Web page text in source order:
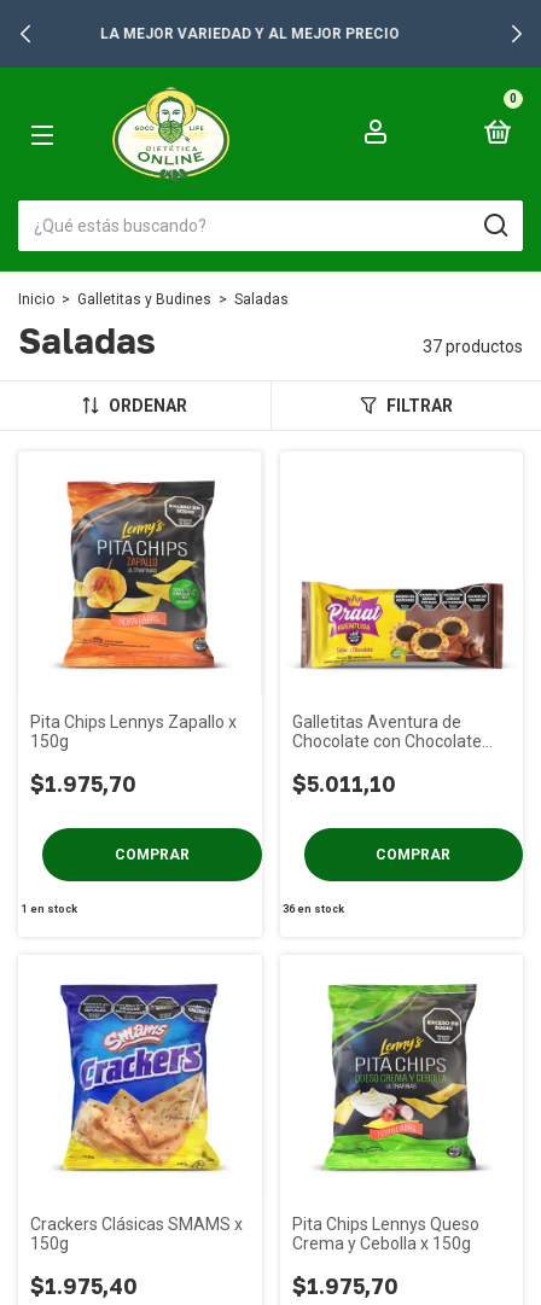
+2500 PRODUCTOS PARA TUS GONDOLAS
0
Inicio > Galletitas y Budines > Saladas
Saladas 37 productos
ORDENAR FILTRAR
Pita Chips Lennys Zapallo x
150g
$1.975,70
1 en stock
Galletitas Aventura de
Chocolate con Chocolate
$5.011,10
36en stock
Crackers Clásicas SMAMS x
150g
$1.975,40
Pita Chips Lennys Queso
Crema y Cebolla x 150g
$1.975,70